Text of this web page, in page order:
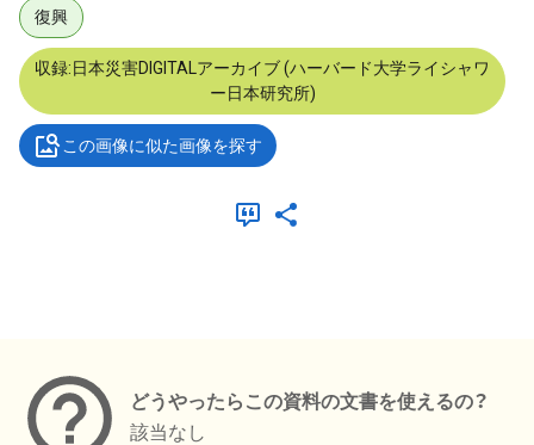
復興
収録:日本災害DIGITALアーカイブ (ハーバード大学ライシャワ
ー日本研究所)
この画像に似た画像を探す
どうやったらこの資料の文書を使えるの？
該当なし